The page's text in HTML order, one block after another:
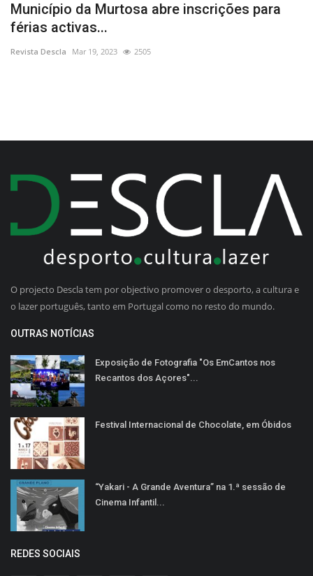
Município da Murtosa abre inscrições para
férias activas...
Revista Descla Mar 19, 2023 2505
O projecto Descla tem por objectivo promover o desporto, a cultura e
o lazer português, tanto em Portugal como no resto do mundo.
OUTRAS NOTÍCIAS
Exposição de Fotografia "Os EmCantos nos
Recantos dos Açores"...
Festival Internacional de Chocolate, em Óbidos
“Yakari - A Grande Aventura” na 1.ª sessão de
Cinema Infantil...
REDES SOCIAIS